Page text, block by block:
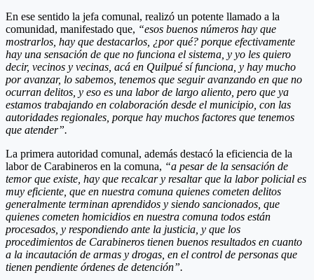
En ese sentido la jefa comunal, realizó un potente llamado a la
comunidad, manifestado que, “esos buenos números hay que
mostrarlos, hay que destacarlos, ¿por qué? porque efectivamente
hay una sensación de que no funciona el sistema, y yo les quiero
decir, vecinos y vecinas, acá en Quilpué sí funciona, y hay mucho
por avanzar, lo sabemos, tenemos que seguir avanzando en que no
ocurran delitos, y eso es una labor de largo aliento, pero que ya
estamos trabajando en colaboración desde el municipio, con las
autoridades regionales, porque hay muchos factores que tenemos
que atender”.
La primera autoridad comunal, además destacó la eficiencia de la
labor de Carabineros en la comuna, “a pesar de la sensación de
temor que existe, hay que recalcar y resaltar que la labor policial es
muy eficiente, que en nuestra comuna quienes cometen delitos
generalmente terminan aprendidos y siendo sancionados, que
quienes cometen homicidios en nuestra comuna todos están
procesados, y respondiendo ante la justicia, y que los
procedimientos de Carabineros tienen buenos resultados en cuanto
a la incautación de armas y drogas, en el control de personas que
tienen pendiente órdenes de detención”.